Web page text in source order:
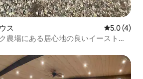
ス レビュー4
5.0 (4)
農場にある居心地の良いイーストキ